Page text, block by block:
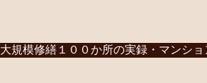
大規模修繕１００か所の実録・マンシ